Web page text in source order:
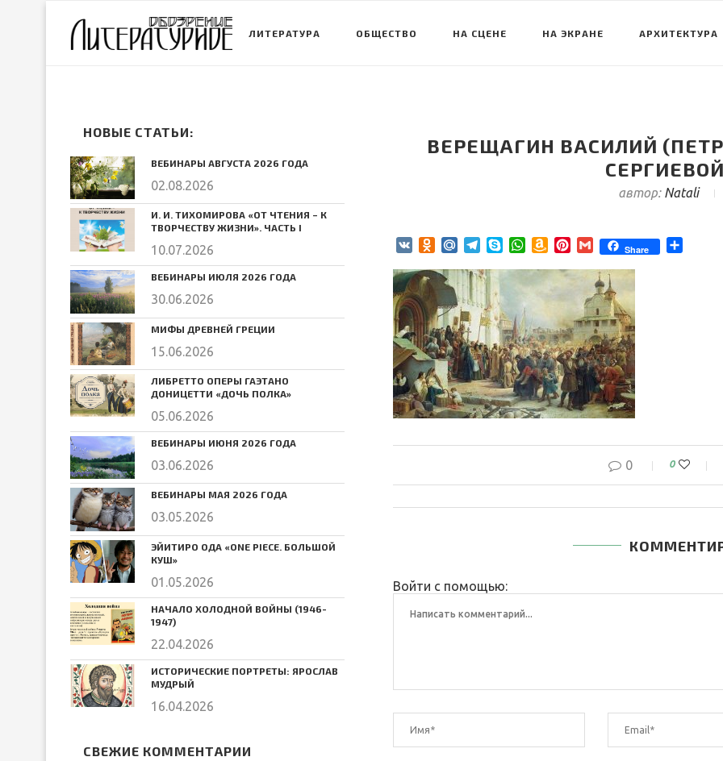
ЛИТЕРАТУРА ОБЩЕСТВО НА СЦЕНЕ НА ЭКРАНЕ АРХИТЕКТУРА
ВЕРЕЩАГИН ВАСИЛИЙ
автор: Natali
VK Odnoklassniki
Mail.RuTelegram
SkypeWhatsApp
Amazon
List
Pinterest
GmailShare
0 0
Войти с помощью:
НОВЫЕ СТАТЬИ:
ВЕБИНАРЫ АВГУСТА 2026 ГОДА
02.08.2026
И. И. ТИХОМИРОВА «ОТ ЧТЕНИЯ – К
ТВОРЧЕСТВУ ЖИЗНИ». ЧАСТЬ I
10.07.2026
ВЕБИНАРЫ ИЮЛЯ 2026 ГОДА
30.06.2026
МИФЫ ДРЕВНЕЙ ГРЕЦИИ
15.06.2026
ЛИБРЕТТО ОПЕРЫ ГАЭТАНО
ДОНИЦЕТТИ «ДОЧЬ ПОЛКА»
05.06.2026
ВЕБИНАРЫ ИЮНЯ 2026 ГОДА
03.06.2026
ВЕБИНАРЫ МАЯ 2026 ГОДА
03.05.2026
ЭЙИТИРО ОДА «ONE PIECE. БОЛЬШОЙ
КУШ»
01.05.2026
НАЧАЛО ХОЛОДНОЙ ВОЙНЫ (1946-
1947)
22.04.2026
ИСТОРИЧЕСКИЕ ПОРТРЕТЫ: ЯРОСЛАВ
МУДРЫЙ
16.04.2026
СВЕЖИЕ КОММЕНТАРИИ